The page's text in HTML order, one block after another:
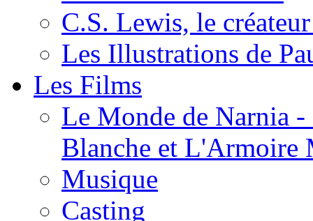
C.S. Lewis, le
Les Illustrations de
Les Films
Le Monde de Narnia
Blanche et L'Armoire
Musique
Casting